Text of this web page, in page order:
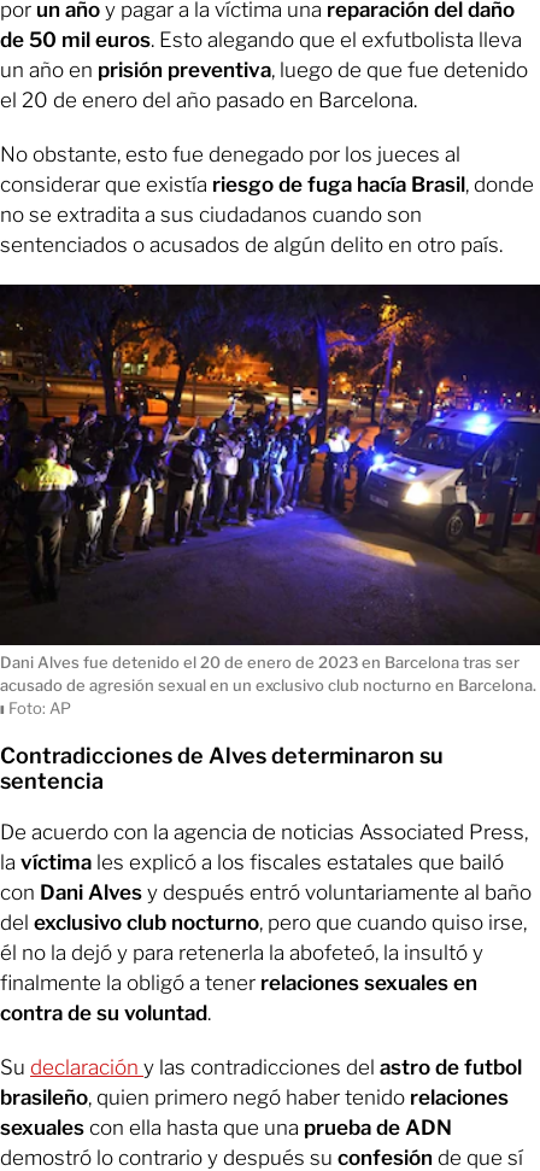
por un año y pagar a la víctima una reparación del daño
de 50 mil euros. Esto alegando que el exfutbolista lleva
un año en prisión preventiva, luego de que fue detenido
el 20 de enero del año pasado en Barcelona.
No obstante, esto fue denegado por los jueces al
considerar que existía riesgo de fuga hacía Brasil, donde
no se extradita a sus ciudadanos cuando son
sentenciados o acusados de algún delito en otro país.
Dani Alves fue detenido el 20 de enero de 2023 en Barcelona tras ser
acusado de agresión sexual en un exclusivo club nocturno en Barcelona.
ı Foto: AP
Contradicciones de Alves determinaron su
sentencia
De acuerdo con la agencia de noticias Associated Press,
la víctima les explicó a los fiscales estatales que bailó
con Dani Alves y después entró voluntariamente al baño
del exclusivo club nocturno, pero que cuando quiso irse,
él no la dejó y para retenerla la abofeteó, la insultó y
finalmente la obligó a tener relaciones sexuales en
contra de su voluntad.
Su declaración y las contradicciones del astro de futbol
brasileño, quien primero negó haber tenido relaciones
sexuales con ella hasta que una prueba de ADN
demostró lo contrario y después su confesión de que sí